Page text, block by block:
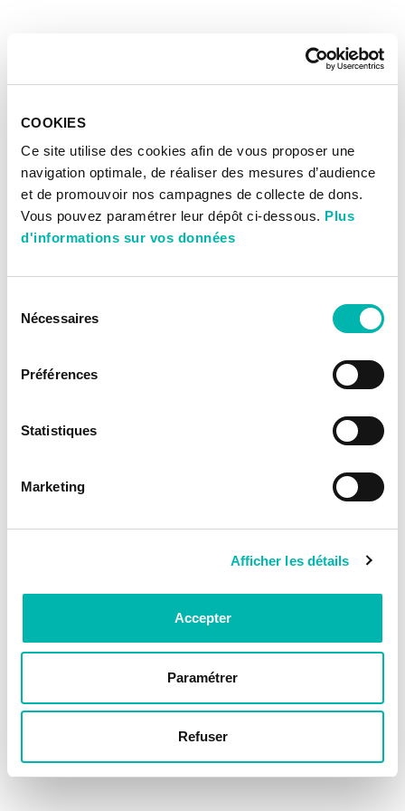
COOKIES
Ce site utilise des cookies afin de vous proposer une
navigation optimale, de réaliser des mesures d’audience
et de promouvoir nos campagnes de collecte de dons.
Vous pouvez paramétrer leur dépôt ci-dessous. Plus
d'informations sur vos données
Nécessaires
Préférences
Statistiques
Marketing
Afficher les détails
Accepter
Paramétrer
Refuser